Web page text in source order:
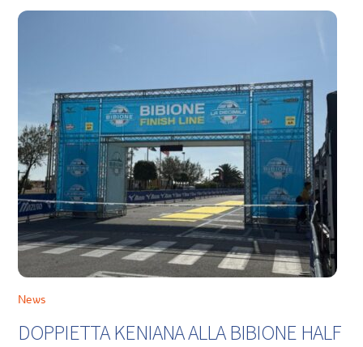
News
DOPPIETTA KENIANA ALLA BIBIONE HALF